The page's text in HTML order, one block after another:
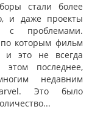
стали более
и даже проекты
с проблемами.
которым фильм
и это не всегда
последнее,
недавним
Это было